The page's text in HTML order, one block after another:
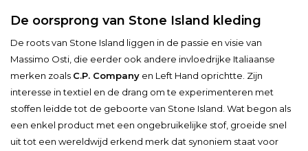
De oorsprong van Stone Island kleding
De roots van Stone Island liggen in de passie en visie van
Massimo Osti, die eerder ook andere invloedrijke Italiaanse
merken zoals C.P. Company en Left Hand oprichtte. Zijn
interesse in textiel en de drang om te experimenteren met
stoffen leidde tot de geboorte van Stone Island. Wat begon als
een enkel product met een ongebruikelijke stof, groeide snel
uit tot een wereldwijd erkend merk dat synoniem staat voor